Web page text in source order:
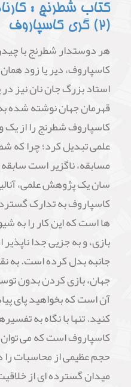
کتاب شطرنج :
(2) گری کاسپاروف
هر دوستدار شطرنج با
کاسپاروف، دیر یا زود
استاد بزرگ جان نان نیز
قهرمان جهان نوشته شده
کاسپاروف شطرنج را از
علمی تبدیل کرد؛ چرا که
مسابقه، ناگزیر است
سان یک پژوهش علمی،
کاسپاروف به تدارک
ها است که این کار را به
بازی، و به جزیی جدا
جانبه بدل کرده است. به
جهان، بازی کردن بدون
آن است که بخواهید پای
کنید. تنها با نگاه به
کاسپاروف است که می
حجم عظیمی از محاسبات
میدان گسترده ای از